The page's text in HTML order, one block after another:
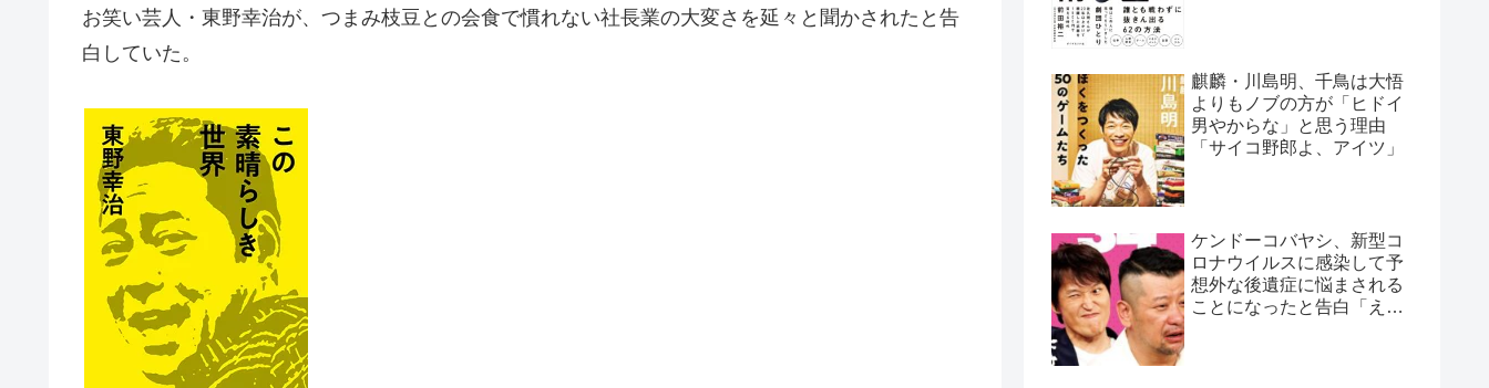
お笑い芸人・東野幸治が、つまみ枝豆との会食で慣れない社長業の大変さを延々と聞かされたと告
白していた。
麒麟・川島明、千鳥は大悟
よりもノブの方が「ヒドイ
男やからな」と思う理由
「サイコ野郎よ、アイツ」
ケンドーコバヤシ、新型コ
ロナウイルスに感染して予
想外な後遺症に悩まされる
ことになったと告白「えげ